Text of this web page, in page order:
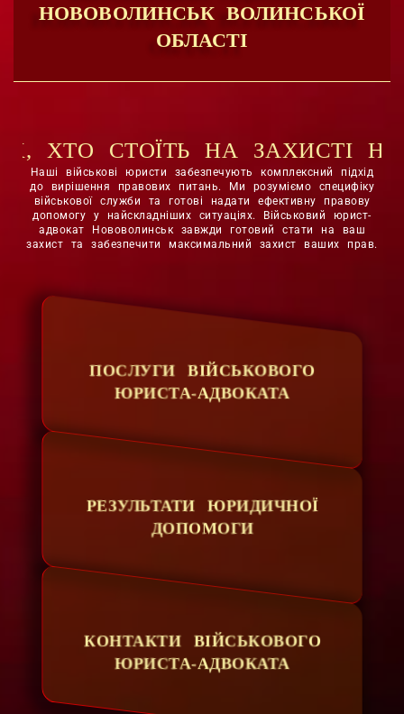
НОВОВОЛИНСЬК ВОЛИНСЬКОЇ
ОБЛАСТІ
НА ЗАХИСТІ НАШОЇ
Наші військові юристи забезпечують комплексний підхід
до вирішення правових питань. Ми розуміємо специфіку
військової служби та готові надати ефективну правову
допомогу у найскладніших ситуаціях. Військовий юрист-
адвокат Нововолинськ завжди готовий стати на ваш
захист та забезпечити максимальний захист ваших прав.
ПОСЛУГИ ВІЙСЬКОВОГО
ЮРИСТА-АДВОКАТА
РЕЗУЛЬТАТИ ЮРИДИЧНОЇ
ДОПОМОГИ
КОНТАКТИ ВІЙСЬКОВОГО
ЮРИСТА-АДВОКАТА